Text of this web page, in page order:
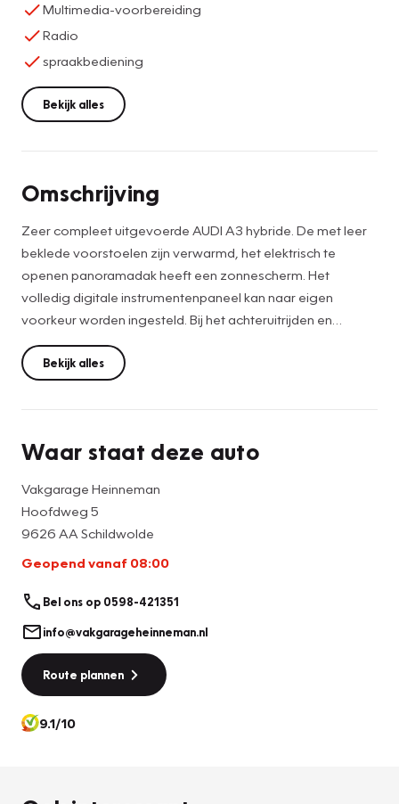
Multimedia-voorbereiding
Radio
spraakbediening
Bekijk alles
Omschrijving
Zeer compleet uitgevoerde AUDI A3 hybride. De met leer
beklede voorstoelen zijn verwarmd, het elektrisch te
openen panoramadak heeft een zonnescherm. Het
volledig digitale instrumentenpaneel kan naar eigen
voorkeur worden ingesteld. Bij het achteruitrijden en
parkeren wordt u volop geassisteerd: parkeersensoren
achter en voor, een achteruitrijcamera en zelfs een
parkeerassistent om "handsfree" te parkeren. Verder kunt u
telefoonoplader, enz.
Ondanks het feit dat we deze advertentie met zorg
hebben samengesteld zijn type- en invoerfouten
voorbehouden. Overtuig u zelf van alles wat op deze auto
aanwezig is.
Bekijk alles
Waar staat deze auto
Vakgarage Heinneman
Hoofdweg 5
9626 AA Schildwolde
Geopend vanaf 08:00
Bel ons op 0598-421351
info@vakgarageheinneman.nl
Route plannen
9.1/10